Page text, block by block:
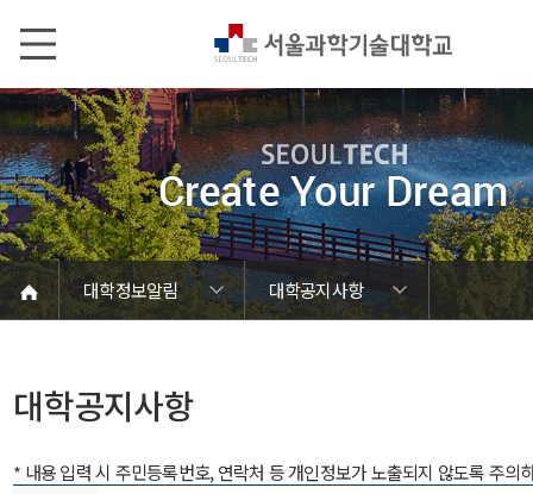
대학정보알림
대학공지사항
대학정보알림
정보공개
정보서비스안내
온라인민원센터
청렴행정
갑질신고센터
유실물 센터
SEOULTECH광장
대학공지사항
학사공지
장학공지
대학원공지
취업공지
대학입찰
채용정보
공모/외부행사
등록금심의위원회
코로나바이러스19 대응안내
재정위원회
대학공지사항
* 내용 입력 시 주민등록번호, 연락처 등 개인정보가 노출되지 않도록 주의